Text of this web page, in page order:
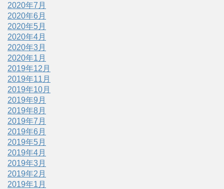
2020年7月
2020年6月
2020年5月
2020年4月
2020年3月
2020年1月
2019年12月
2019年11月
2019年10月
2019年9月
2019年8月
2019年7月
2019年6月
2019年5月
2019年4月
2019年3月
2019年2月
2019年1月